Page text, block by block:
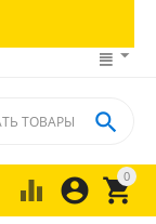
0



